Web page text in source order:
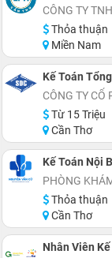
CÔNG TY
Thỏa thuận
Miền Nam
Kế Toán
CÔNG TY CỔ
Từ 15 Triệu
Cần Thơ
Kế Toán Nội
PHÒNG
Thỏa thuận
Cần Thơ
Nhân Viên